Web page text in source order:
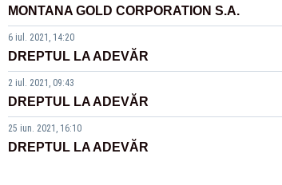
MONTANA GOLD CORPORATION S.A.
6 iul. 2021, 14:20
DREPTUL LA ADEVĂR
2 iul. 2021, 09:43
DREPTUL LA ADEVĂR
25 iun. 2021, 16:10
DREPTUL LA ADEVĂR